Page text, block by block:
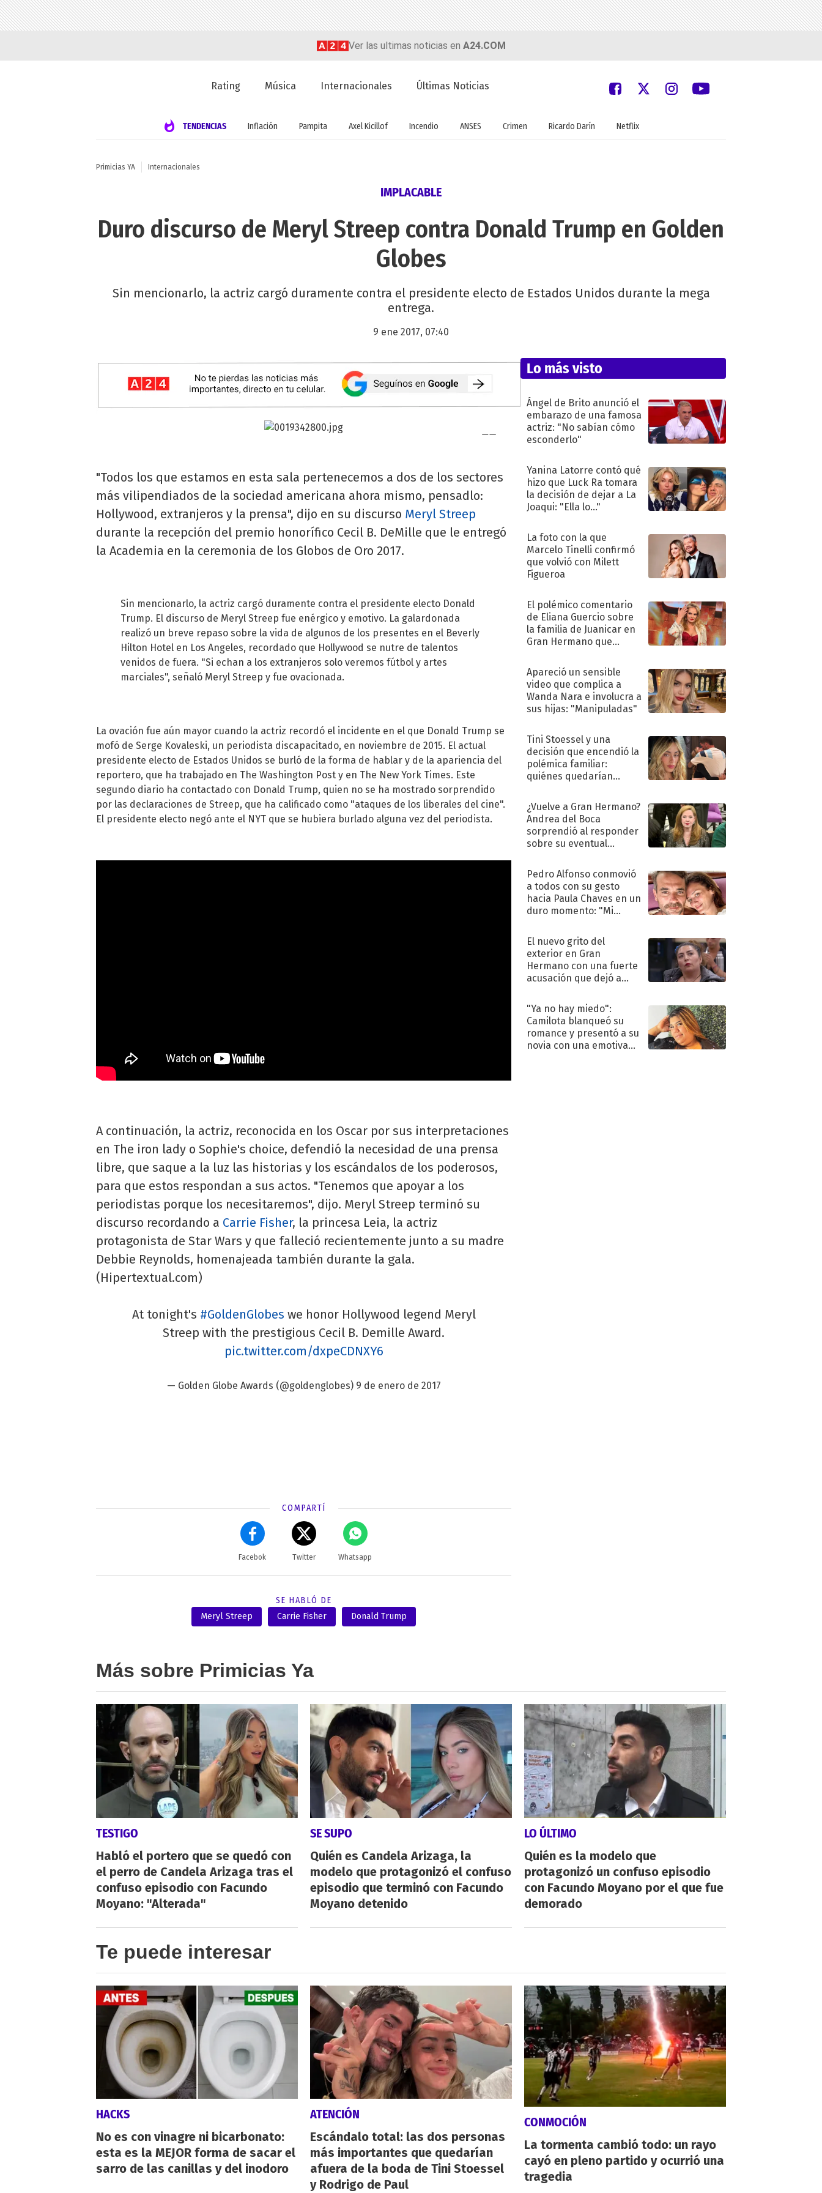
Ver las ultimas noticias en A24.COM
Rating Música Internacionales Últimas Noticias
TENDENCIAS Inflación Pampita Axel Kicillof Incendio ANSES Crimen Ricardo Darín Netflix
Primicias YA Internacionales
IMPLACABLE
Duro discurso de Meryl Streep contra Donald Trump en Golden
Globes
Sin mencionarlo, la actriz cargó duramente contra el presidente electo de Estados Unidos durante la mega
entrega.
9 ene 2017, 07:40
"Todos los que estamos en esta sala pertenecemos a dos de los sectores
más vilipendiados de la sociedad americana ahora mismo, pensadlo:
Hollywood, extranjeros y la prensa", dijo en su discurso Meryl Streep
durante la recepción del premio honorífico Cecil B. DeMille que le entregó
la Academia en la ceremonia de los Globos de Oro 2017.
Sin mencionarlo, la actriz cargó duramente contra el presidente electo Donald
Trump. El discurso de Meryl Streep fue enérgico y emotivo. La galardonada
realizó un breve repaso sobre la vida de algunos de los presentes en el Beverly
Hilton Hotel en Los Angeles, recordado que Hollywood se nutre de talentos
venidos de fuera. "Si echan a los extranjeros solo veremos fútbol y artes
marciales", señaló Meryl Streep y fue ovacionada.
La ovación fue aún mayor cuando la actriz recordó el incidente en el que Donald Trump se
mofó de Serge Kovaleski, un periodista discapacitado, en noviembre de 2015. El actual
presidente electo de Estados Unidos se burló de la forma de hablar y de la apariencia del
reportero, que ha trabajado en The Washington Post y en The New York Times. Este
segundo diario ha contactado con Donald Trump, quien no se ha mostrado sorprendido
por las declaraciones de Streep, que ha calificado como "ataques de los liberales del cine".
El presidente electo negó ante el NYT que se hubiera burlado alguna vez del periodista.
A continuación, la actriz, reconocida en los Oscar por sus interpretaciones
en The iron lady o Sophie's choice, defendió la necesidad de una prensa
libre, que saque a la luz las historias y los escándalos de los poderosos,
para que estos respondan a sus actos. "Tenemos que apoyar a los
periodistas porque los necesitaremos", dijo. Meryl Streep terminó su
discurso recordando a Carrie Fisher, la princesa Leia, la actriz
protagonista de Star Wars y que falleció recientemente junto a su madre
Debbie Reynolds, homenajeada también durante la gala.
(Hipertextual.com)
At tonight's #GoldenGlobes we honor Hollywood legend Meryl
Streep with the prestigious Cecil B. Demille Award.
pic.twitter.com/dxpeCDNXY6
— Golden Globe Awards (@goldenglobes) 9 de enero de 2017
COMPARTÍ
Facebok Twitter Whatsapp
SE HABLÓ DE
Meryl Streep
Carrie Fisher Donald Trump
Lo más visto
Ángel de Brito anunció el
embarazo de una famosa
actriz: "No sabían cómo
esconderlo"
Yanina Latorre contó qué
hizo que Luck Ra tomara
la decisión de dejar a La
Joaqui: "Ella lo..."
La foto con la que
Marcelo Tinelli confirmó
que volvió con Milett
Figueroa
El polémico comentario
de Eliana Guercio sobre
la familia de Juanicar en
Gran Hermano que
Apareció un sensible
video que complica a
Wanda Nara e involucra a
sus hijas: "Manipuladas"
Tini Stoessel y una
decisión que encendió la
polémica familiar:
quiénes quedarían
¿Vuelve a Gran Hermano?
Andrea del Boca
sorprendió al responder
sobre su eventual
Pedro Alfonso conmovió
a todos con su gesto
hacia Paula Chaves en un
duro momento: "Mi
terapéutico"
El nuevo grito del
exterior en Gran
Hermano con una fuerte
acusación que dejó a
"Traidora"
"Ya no hay miedo":
Camilota blanqueó su
romance y presentó a su
novia con una emotiva
Más sobre Primicias Ya
TESTIGO
Habló el portero que se quedó con
el perro de Candela Arizaga tras el
confuso episodio con Facundo
Moyano: "Alterada"
SE SUPO
Quién es Candela Arizaga, la
modelo que protagonizó el confuso
episodio que terminó con Facundo
Moyano detenido
LO ÚLTIMO
Quién es la modelo que
protagonizó un confuso episodio
con Facundo Moyano por el que fue
demorado
Te puede interesar
HACKS
No es con vinagre ni bicarbonato:
esta es la MEJOR forma de sacar el
sarro de las canillas y del inodoro
ATENCIÓN
Escándalo total: las dos personas
más importantes que quedarían
afuera de la boda de Tini Stoessel
y Rodrigo de Paul
CONMOCIÓN
La tormenta cambió todo: un rayo
cayó en pleno partido y ocurrió una
tragedia